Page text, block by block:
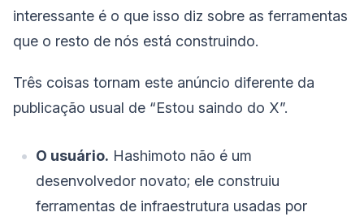
interessante é o que isso diz sobre as ferramentas
que o resto de nós está construindo.
Três coisas tornam este anúncio diferente da
publicação usual de “Estou saindo do X”.
O usuário. Hashimoto não é um
desenvolvedor novato; ele construiu
ferramentas de infraestrutura usadas por